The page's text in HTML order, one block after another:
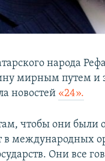
народа
мирным путем и
новостей «24».
чтобы они
в международных
Они все